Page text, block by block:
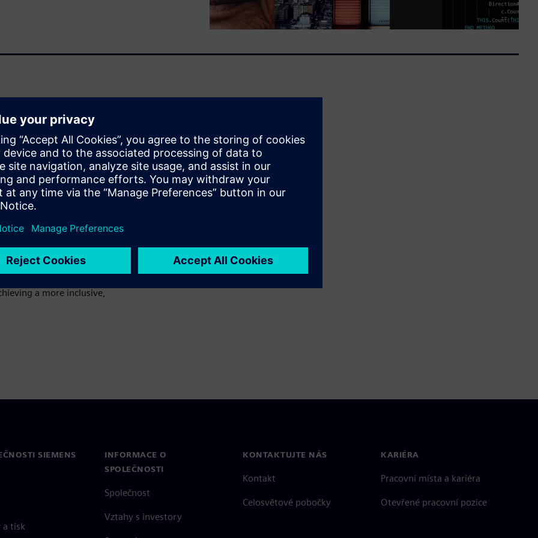
five interconnected
Environmental
report aims to inform
technologies and
to tackle complex
Manufacturing, Edge &
agile, efficient, and
that an immersive
a more inclusive,
SIEMENS
a tisk
INFORMACE O
SPOLEČNOSTI
Společnost
Vztahy s investory
KONTAKTUJTE NÁS
Kontakt
Celosvětové pobočky
KARIÉRA
Pracovní místa a kariéra
Otevřené pracovní pozice